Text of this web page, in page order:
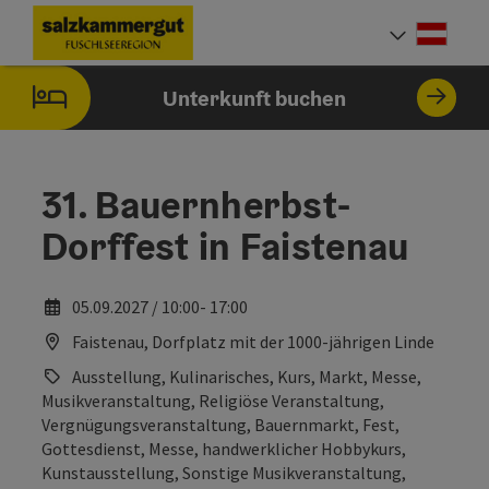
Zum InhaltAccesskey
[0]
Zur NavigationAccesskey
[1]
Zum Seitenanfang
Zur KontaktseiteAccesskey
[3]
Zur SucheAccesskey
[4]
Zum ImpressumAccesskey
[5]
Zu den Hinweisen zur Bedienung der Website Accesskey
Zur StartseiteAccesskey
[7]
Unterkunft buchen
31. Bauernherbst-
Dorffest in Faistenau
05.09.2027 / 10:00- 17:00
Faistenau, Dorfplatz mit der 1000-jährigen Linde
Ausstellung, Kulinarisches, Kurs, Markt, Messe,
Musikveranstaltung, Religiöse Veranstaltung,
Vergnügungsveranstaltung, Bauernmarkt, Fest,
Gottesdienst, Messe, handwerklicher Hobbykurs,
Kunstausstellung, Sonstige Musikveranstaltung,